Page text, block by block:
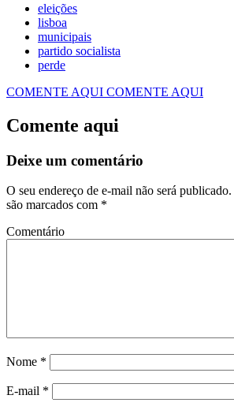
eleições
lisboa
municipais
partido socialista
perde
COMENTE AQUI COMENTE AQUI
Comente aqui
Deixe um comentário
O seu endereço de e-mail não será publicado.
são marcados com *
Comentário
Nome *
E-mail *